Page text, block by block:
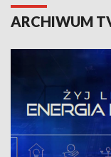
ARCHIWUM